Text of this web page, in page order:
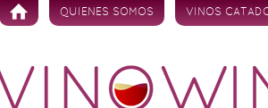
Skip to content
QUIENES SOMOS VINOS